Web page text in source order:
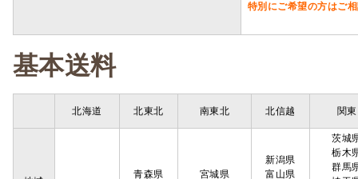
特別にご希望の方はご
基本送料
北海道 北東北 南東北 北信越 関東
青森県
宮城県
新潟県
富山県
茨城
栃木
群馬